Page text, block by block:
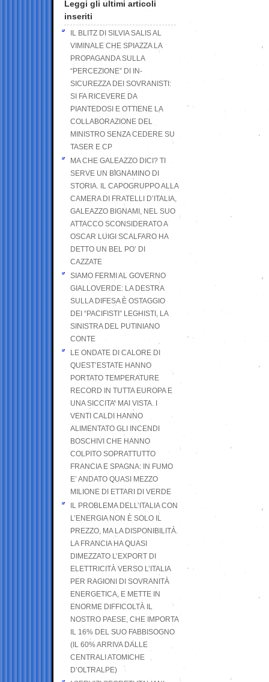
Leggi gli ultimi articoli
inseriti
IL BLITZ DI SILVIA SALIS AL
VIMINALE CHE SPIAZZA LA
PROPAGANDA SULLA
“PERCEZIONE” DI IN-
SICUREZZA DEI SOVRANISTI:
SI FA RICEVERE DA
PIANTEDOSI E OTTIENE LA
COLLABORAZIONE DEL
MINISTRO SENZA CEDERE SU
TASER E CP
MA CHE GALEAZZO DICI? TI
SERVE UN BIGNAMINO DI
STORIA. IL CAPOGRUPPO ALLA
CAMERA DI FRATELLI D’ITALIA,
GALEAZZO BIGNAMI, NEL SUO
ATTACCO SCONSIDERATO A
OSCAR LUIGI SCALFARO HA
DETTO UN BEL PO’ DI
CAZZATE
SIAMO FERMI AL GOVERNO
GIALLOVERDE: LA DESTRA
SULLA DIFESA È OSTAGGIO
DEI “PACIFISTI” LEGHISTI, LA
SINISTRA DEL PUTINIANO
CONTE
LE ONDATE DI CALORE DI
QUEST’ESTATE HANNO
PORTATO TEMPERATURE
RECORD IN TUTTA EUROPA E
UNA SICCITA’ MAI VISTA. I
VENTI CALDI HANNO
ALIMENTATO GLI INCENDI
BOSCHIVI CHE HANNO
COLPITO SOPRATTUTTO
FRANCIA E SPAGNA: IN FUMO
E’ ANDATO QUASI MEZZO
MILIONE DI ETTARI DI VERDE
IL PROBLEMA DELL’ITALIA CON
L’ENERGIA NON È SOLO IL
PREZZO, MA LA DISPONIBILITÀ.
LA FRANCIA HA QUASI
DIMEZZATO L’EXPORT DI
ELETTRICITÀ VERSO L’ITALIA
PER RAGIONI DI SOVRANITÀ
ENERGETICA, E METTE IN
ENORME DIFFICOLTÀ IL
NOSTRO PAESE, CHE IMPORTA
IL 16% DEL SUO FABBISOGNO
(IL 60% ARRIVA DALLE
CENTRALI ATOMICHE
D’OLTRALPE)